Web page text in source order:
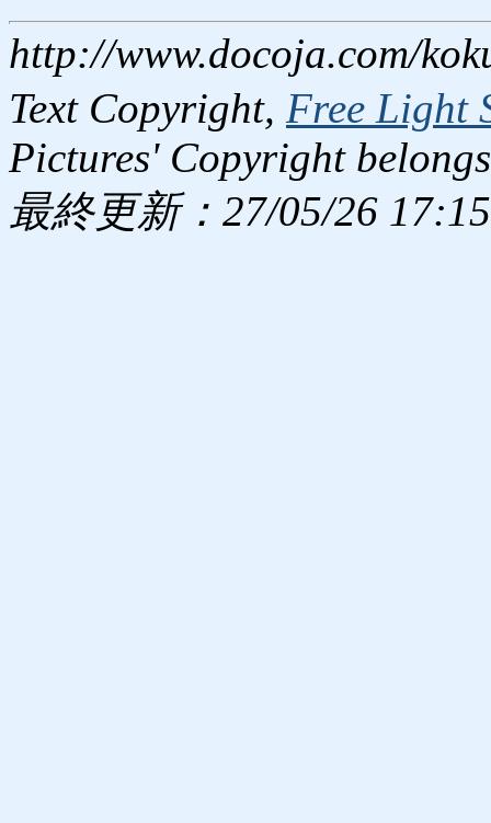
http://www.docoja.com/
Text Copyright, Free Light
Pictures' Copyright
最終更新：27/05/26 17:15